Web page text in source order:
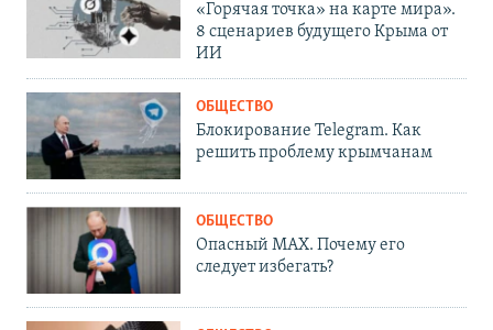
«Горячая точка» на карте мира».
8 сценариев будущего Крыма от
ИИ
ОБЩЕСТВО
Блокирование Telegram. Как
решить проблему крымчанам
ОБЩЕСТВО
Опасный MAX. Почему его
следует избегать?